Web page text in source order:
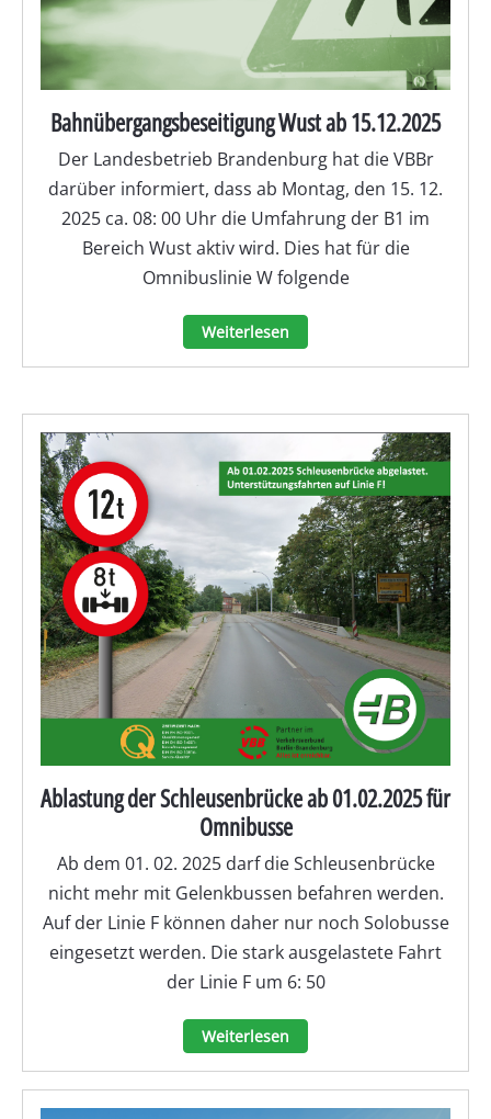
Bahnübergangsbeseitigung Wust ab 15.12.2025
Der Landesbetrieb Brandenburg hat die VBBr
darüber informiert, dass ab Montag, den 15. 12.
2025 ca. 08: 00 Uhr die Umfahrung der B1 im
Bereich Wust aktiv wird. Dies hat für die
Omnibuslinie W folgende
Weiterlesen
Ablastung der Schleusenbrücke ab 01.02.2025 für
Omnibusse
Ab dem 01. 02. 2025 darf die Schleusenbrücke
nicht mehr mit Gelenkbussen befahren werden.
Auf der Linie F können daher nur noch Solobusse
eingesetzt werden. Die stark ausgelastete Fahrt
der Linie F um 6: 50
Weiterlesen